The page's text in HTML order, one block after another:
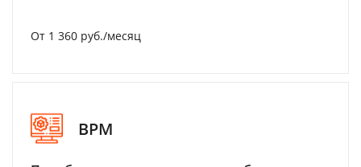
От 1 360 руб./месяц
BPM